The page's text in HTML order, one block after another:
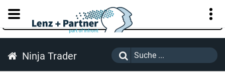
KUNDENPORTAL
Ninja Trader